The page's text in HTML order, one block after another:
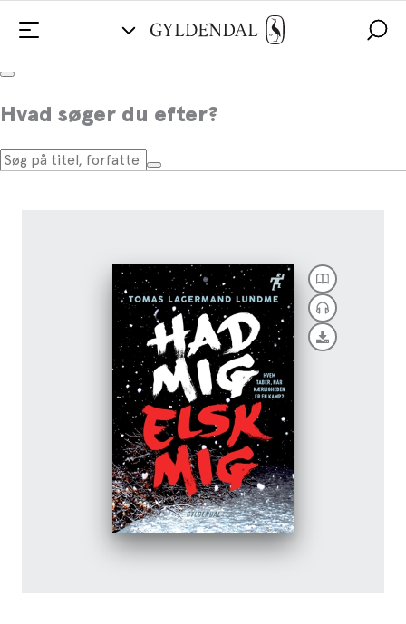
Hvad søger du efter?
Had mig, elsk mig